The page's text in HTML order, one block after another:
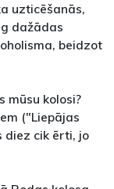
uzticēšanās,
dažādas
beidzot
mūsu kolosi?
("Liepājas
diez cik ērti, jo